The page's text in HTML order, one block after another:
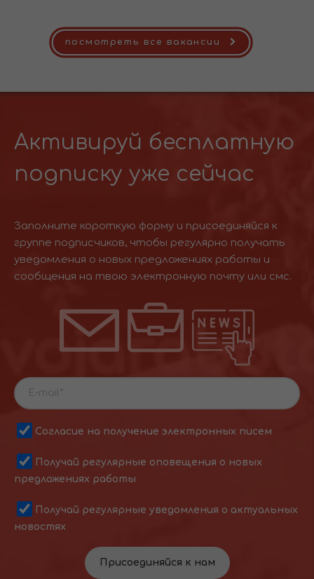
посмотреть все вакансии
Активируй бесплатную
подписку уже сейчас
Заполните короткую форму и присоединяйся к
группе подписчиков, чтобы регулярно получать
уведомления о новых предложениях работы и
сообщения на твою электронную почту или смс.
Согласие на получение электронных писем
Получай регулярные оповещения о новых
предложениях работы
Получай регулярные уведомления о актуальных
новостях
Присоединяйся к нам